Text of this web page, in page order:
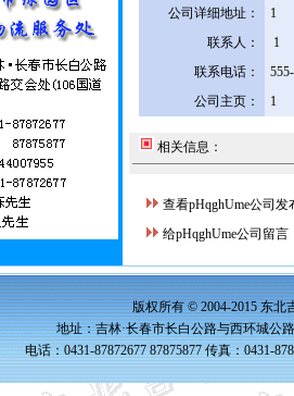
公司详细地址：
1
联系人：
1
联系电话：
公司主页：
1
相关信息：
查看pHqghUme公司发
给pHqghUme公司留言
版权所有 © 2004-2015 东北
地址：吉林·长春市长白公路与西环城公
电话：0431-87872677 87875877 传真：0431-